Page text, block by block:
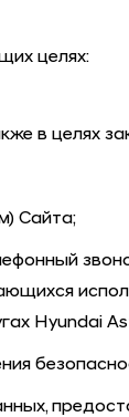
целях:
в целях
Сайта;
Hyundai